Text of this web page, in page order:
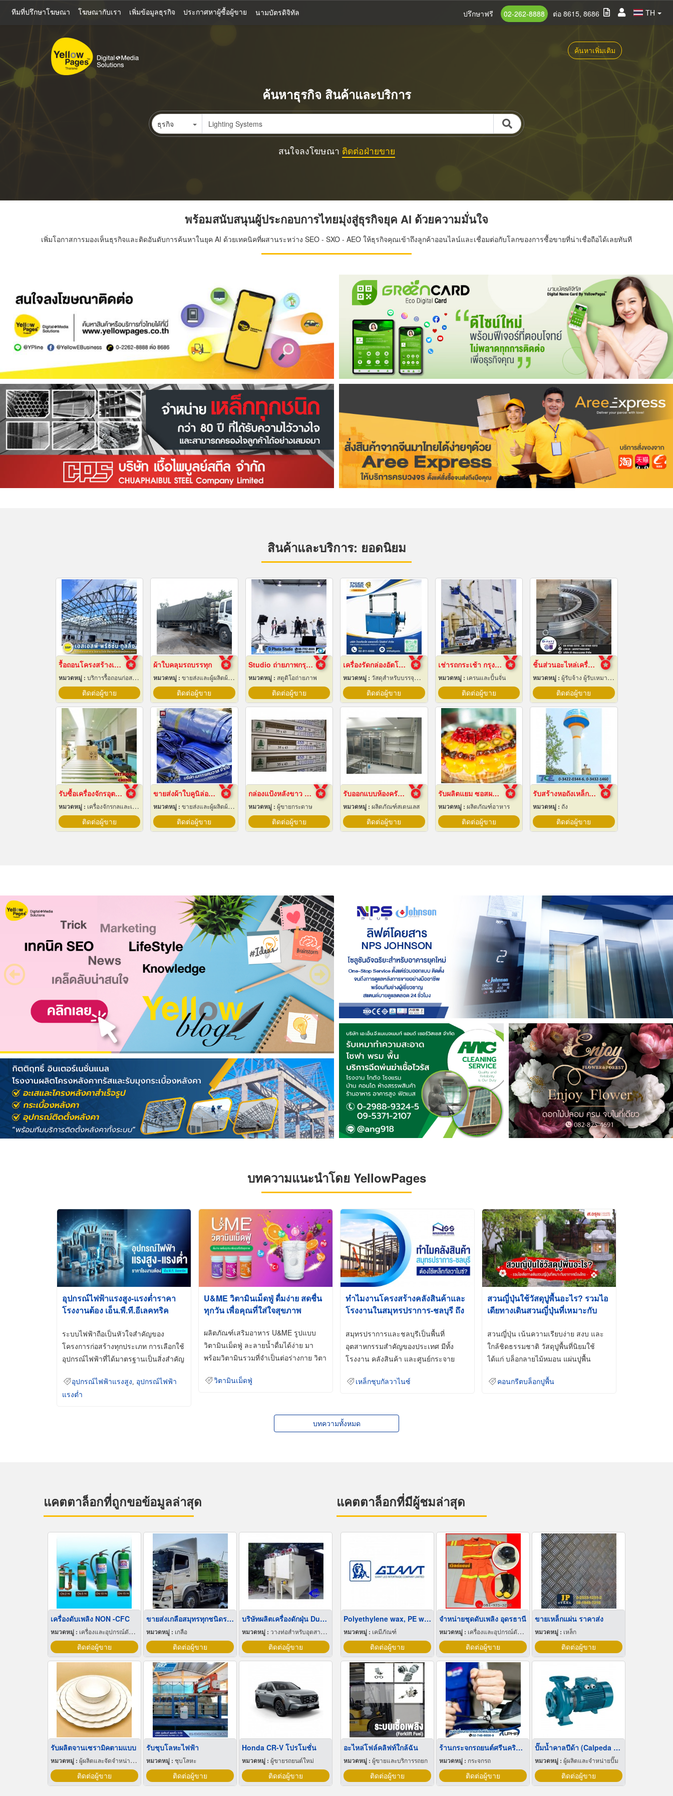
หลัก
ทีมที่ปรึกษาโฆษณา โฆษณากับเรา เพิ่มข้อมูลธุรกิจ ประกาศหาผู้ซื้อผู้ขาย นามบัตรดิจิทัล TH
ปรึกษาฟรี 02-262-8888 ต่อ 8615, 8686
ค้นหาเพิ่มเติม
ค้นหาธุรกิจ สินค้าและบริการ
ธุรกิจ
สนใจลงโฆษณา ติดต่อฝ่ายขาย
พร้อมสนับสนุนผู้ประกอบการไทยมุ่งสู่ธุรกิจยุค AI ด้วยความมั่นใจ
เพิ่มโอกาสการมองเห็นธุรกิจและติดอันดับการค้นหาในยุค AI ด้วยเทคนิคที่ผสานระหว่าง SEO - SXO - AEO ให้ธุรกิจคุณเข้าถึงลูกค้าออนไลน์และเชื่อมต่อกับโลกของการซื้อขายที่น่าเชื่อถือได้เลยทันที
สินค้าและบริการ: ยอดนิยม
รื้อถอนโครงสร้างเหล็ก สมุทรปราการ
หมวดหมู่ : บริการรื้อถอนก่อสร้าง
ติดต่อผู้ขาย
ผ้าใบคลุมรถบรรทุก
หมวดหมู่ : ขายส่งและผู้ผลิตผ้าใบ
ติดต่อผู้ขาย
Studio ถ่ายภาพกรุงเทพ
หมวดหมู่ : สตูดิโอถ่ายภาพ
ติดต่อผู้ขาย
เครื่องรัดกล่องอัตโนมัติ
หมวดหมู่ : วัสดุสำหรับบรรจุหีบห่อเครื่องจักรกล
ติดต่อผู้ขาย
เช่ารถกระเช้า กรุงเทพ
หมวดหมู่ : เครนและปั้นจั่น
ติดต่อผู้ขาย
ชิ้นส่วนอะไหล่เครื่องจักรกล
หมวดหมู่ : ผู้รับจ้าง ผู้รับเหมากลึง
ติดต่อผู้ขาย
รับซื้อเครื่องจักรอุตสาหกรรมมือสอง
หมวดหมู่ : เครื่องจักรกลและเครื่องมือกล
ติดต่อผู้ขาย
ขายส่งผ้าใบคูนิล่อนยกม้วนราคาส่ง
หมวดหมู่ : ขายส่งและผู้ผลิตผ้าใบ
ติดต่อผู้ขาย
กล่องแป้งหลังขาว บางเลนเกรดA(BL-Aหลังขาว)
หมวดหมู่ : ผู้ขายกระดาษ
ติดต่อผู้ขาย
รับออกแบบห้องครัวสแตนเลส
หมวดหมู่ : ผลิตภัณฑ์สเตนเลส
ติดต่อผู้ขาย
รับผลิตแยม ซอสผลไม้
หมวดหมู่ : ผลิตภัณฑ์อาหาร
ติดต่อผู้ขาย
รับสร้างหอถังเหล็กเก็บน้ำ
หมวดหมู่ : ถัง
ติดต่อผู้ขาย
บทความแนะนำโดย YellowPages
อุปกรณ์ไฟฟ้าแรงสูง-แรงต่ำราคา
โรงงานต้อง เอ็น.พี.ที.อีเลคทริค
ระบบไฟฟ้าถือเป็นหัวใจสำคัญของ
โครงการก่อสร้างทุกประเภท การเลือกใช้
อุปกรณ์ไฟฟ้าที่ได้มาตรฐานเป็นสิ่งสำคัญ
อุปกรณ์ไฟฟ้าแรงสูง
อุปกรณ์ไฟฟ้า
แรงต่ำ
U&ME วิตามินเม็ดฟู่ ดื่มง่าย สดชื่น
ทุกวัน เพื่อคุณที่ใส่ใจสุขภาพ
ผลิตภัณฑ์เสริมอาหาร U&ME รูปแบบ
วิตามินเม็ดฟู่ ละลายน้ำดื่มได้ง่าย มา
พร้อมวิตามินรวมที่จำเป็นต่อร่างกาย วิตา
วิตามินเม็ดฟู่
ทำไมงานโครงสร้างคลังสินค้าและ
โรงงานในสมุทรปราการ-ชลบุรี ถึง
Galvanized)
สมุทรปราการและชลบุรีเป็นพื้นที่
อุตสาหกรรมสำคัญของประเทศ มีทั้ง
โรงงาน คลังสินค้า และศูนย์กระจาย
เหล็กชุบกัลวาไนซ์
สวนญี่ปุ่นใช้วัสดุปูพื้นอะไร? รวมไอ
เดียทางเดินสวนญี่ปุ่นที่เหมาะกับ
สวนญี่ปุ่น เน้นความเรียบง่าย สงบ และ
ใกล้ชิดธรรมชาติ วัสดุปูพื้นที่นิยมใช้
ได้แก่ บล็อกลายไม้หมอน แผ่นปูพื้น
คอนกรีตบล็อกปูพื้น
บทความทั้งหมด
แคตตาล็อกที่ถูกขอข้อมูลล่าสุด
เครื่องดับเพลิง NON -CFC
หมวดหมู่ : เครื่องและอุปกรณ์ดับเพลิง
ติดต่อผู้ขาย
ขายส่งเกลือสมุทรทุกชนิดราคาถูก
หมวดหมู่ : เกลือ
ติดต่อผู้ขาย
บริษัทผลิตเครื่องดักฝุ่น Dust Collector
หมวดหมู่ :วางท่อสำหรับอุตสาหกรรมท่อ
ติดต่อผู้ขาย
รับผลิตจานเซรามิคตามแบบ
หมวดหมู่ : ผู้ผลิตและจัดจำหน่ายกระเบื้องเซรามิก
ติดต่อผู้ขาย
รับชุบโลหะไฟฟ้า
หมวดหมู่ : ชุบโลหะ
ติดต่อผู้ขาย
Honda CR-V โปรโมชั่น
หมวดหมู่ :ผู้ขายรถยนต์ใหม่
ติดต่อผู้ขาย
แคตตาล็อกที่มีผู้ชมล่าสุด
Polyethylene wax, PE wax โพลีเอททีลีน แว็กซ์
หมวดหมู่ : เคมีภัณฑ์
ติดต่อผู้ขาย
จำหน่ายชุดดับเพลิง อุดรธานี
หมวดหมู่ : เครื่องและอุปกรณ์ดับเพลิง
ติดต่อผู้ขาย
ขายเหล็กแผ่น ราคาส่ง
หมวดหมู่ : เหล็ก
ติดต่อผู้ขาย
อะไหล่โฟล์คลิฟท์ใกล้ฉัน
หมวดหมู่ : ผู้ขายและบริการรถยก
ติดต่อผู้ขาย
ร้านกระจกรถยนต์ศรีนครินทร์ บางนา
หมวดหมู่ : กระจกรถ
ติดต่อผู้ขาย
ปั๊มน้ำคาลปีด้า (Calpeda Pump)
หมวดหมู่ :ผู้ผลิตและจำหน่ายปั๊ม
ติดต่อผู้ขาย